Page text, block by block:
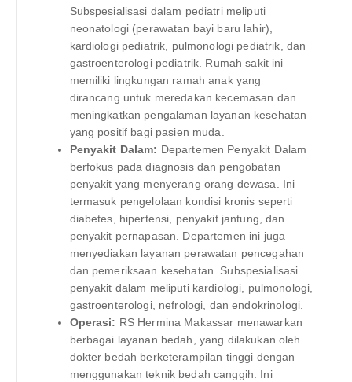
Subspesialisasi dalam pediatri meliputi
neonatologi (perawatan bayi baru lahir),
kardiologi pediatrik, pulmonologi pediatrik, dan
gastroenterologi pediatrik. Rumah sakit ini
memiliki lingkungan ramah anak yang
dirancang untuk meredakan kecemasan dan
meningkatkan pengalaman layanan kesehatan
yang positif bagi pasien muda.
Penyakit Dalam: Departemen Penyakit Dalam
berfokus pada diagnosis dan pengobatan
penyakit yang menyerang orang dewasa. Ini
termasuk pengelolaan kondisi kronis seperti
diabetes, hipertensi, penyakit jantung, dan
penyakit pernapasan. Departemen ini juga
menyediakan layanan perawatan pencegahan
dan pemeriksaan kesehatan. Subspesialisasi
penyakit dalam meliputi kardiologi, pulmonologi,
gastroenterologi, nefrologi, dan endokrinologi.
Operasi: RS Hermina Makassar menawarkan
berbagai layanan bedah, yang dilakukan oleh
dokter bedah berketerampilan tinggi dengan
menggunakan teknik bedah canggih. Ini